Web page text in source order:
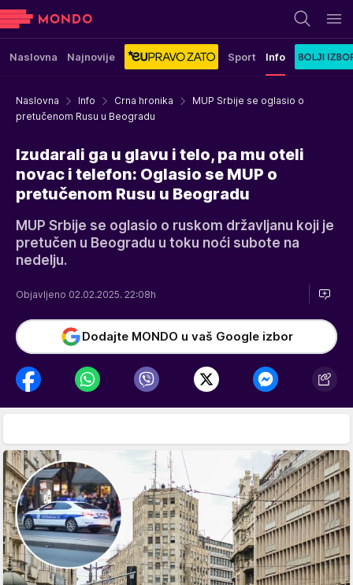
Naslovna Najnovije Sport Info
Naslovna Info Crna hronika
MUP Srbije se oglasio o
pretučenom Rusu u Beogradu
Izudarali ga u glavu i telo, pa mu oteli
novac i telefon: Oglasio se MUP o
pretučenom Rusu u Beogradu
MUP Srbije se oglasio o ruskom državljanu koji je
pretučen u Beogradu u toku noći subote na
nedelju.
Objavljeno 02.02.2025. 22:08h
Dodajte MONDO u vaš Google izbor